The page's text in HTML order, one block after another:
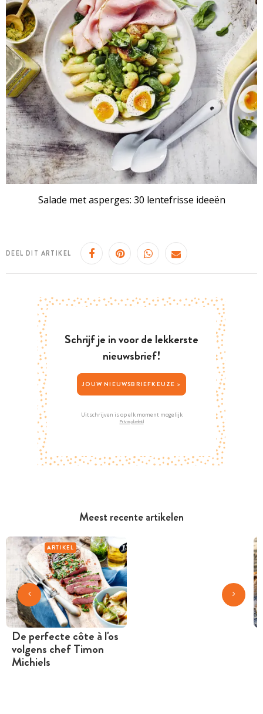
Meest recente artikelen
ARTIKEL
De perfecte côte à l'os
volgens chef Timon
Michiels
Salade met asperges: 30 lentefrisse ideeën
DEEL DIT ARTIKEL
Schrijf je in voor de lekkerste
nieuwsbrief!
JOUW NIEUWSBRIEFKEUZE >
Uitschrijven is op elk moment mogelijk
Privacybeleid